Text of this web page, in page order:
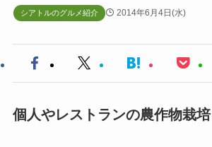
シアトルのグルメ紹介 2014年6月4日(水)
個人やレストランの農作物栽